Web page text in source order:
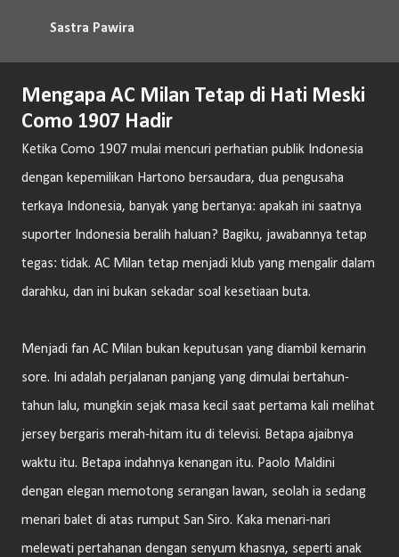
Langsung ke konten utama
Sastra Pawira
Mengapa AC Milan Tetap di Hati Meski
Como 1907 Hadir
Ketika Como 1907 mulai mencuri perhatian publik Indonesia
dengan kepemilikan Hartono bersaudara, dua pengusaha
terkaya Indonesia, banyak yang bertanya: apakah ini saatnya
suporter Indonesia beralih haluan? Bagiku, jawabannya tetap
tegas: tidak. AC Milan tetap menjadi klub yang mengalir dalam
darahku, dan ini bukan sekadar soal kesetiaan buta.
Menjadi fan AC Milan bukan keputusan yang diambil kemarin
sore. Ini adalah perjalanan panjang yang dimulai bertahun-
tahun lalu, mungkin sejak masa kecil saat pertama kali melihat
jersey bergaris merah-hitam itu di televisi. Betapa ajaibnya
waktu itu. Betapa indahnya kenangan itu. Paolo Maldini
dengan elegan memotong serangan lawan, seolah ia sedang
menari balet di atas rumput San Siro. Kaka menari-nari
melewati pertahanan dengan senyum khasnya, seperti anak